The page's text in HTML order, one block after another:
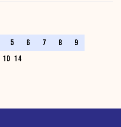
5 6 7 8
9
10 14